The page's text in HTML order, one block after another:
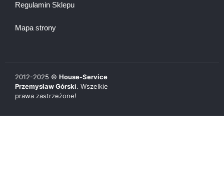
Regulamin Sklepu
Mapa strony
2012-2025 © House-Service
Przemysław Górski. Wszelkie
prawa zastrzeżone!